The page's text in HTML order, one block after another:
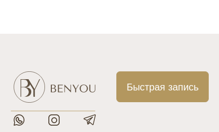
Услуги
Главная
О компании
Обучение
+7 (923) 618-74-80
+7 (923) 518-77-00
пр. Московский 18, к1